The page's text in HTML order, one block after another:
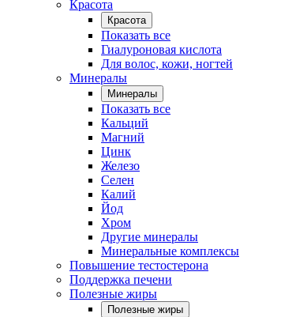
Красота
Красота
Показать все
Гиалуроновая кислота
Для волос, кожи, ногтей
Минералы
Минералы
Показать все
Кальций
Магний
Цинк
Железо
Селен
Калий
Йод
Хром
Другие минералы
Минеральные комплексы
Повышение тестостерона
Поддержка печени
Полезные жиры
Полезные жиры